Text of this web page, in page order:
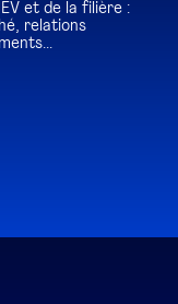
et de la filière :
relations